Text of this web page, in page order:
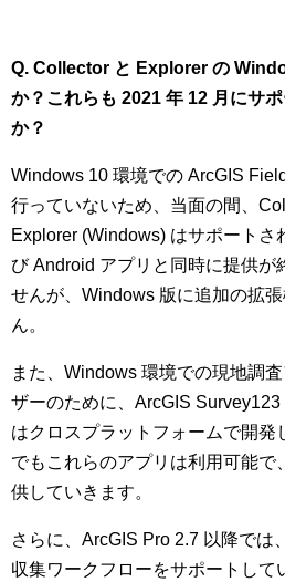
Q. Collector と Explorer の
か？これらも 2021 年 12 月にサ
か？
Windows 10 環境での ArcGIS
行っていないため、当面の間、
Explorer (Windows) はサポートさ
び Android アプリと同時に提供が
せんが、Windows 版に追加の拡
ん。
また、Windows 環境での現地調
ザーのために、ArcGIS
はクロスプラットフォームで開発
でもこれらのアプリは利用可能で
供していきます。
さらに、ArcGIS Pro 2.7 以降では
収集ワークフローをサポートして